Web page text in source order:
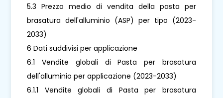
5.3 Prezzo medio di vendita della pasta per
brasatura dell'alluminio (ASP) per tipo (2023-
2033)
6 Dati suddivisi per applicazione
6.1 Vendite globali di Pasta per brasatura
dell'alluminio per applicazione (2023-2033)
6.1.1 Vendite globali di Pasta per brasatura